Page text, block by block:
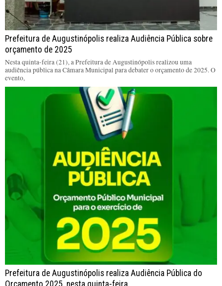
Prefeitura de Augustinópolis realiza Audiência Pública sobre
orçamento de 2025
Nesta quinta-feira (21), a Prefeitura de Augustinópolis realizou uma
audiência pública na Câmara Municipal para debater o orçamento de 2025. O
evento,
Prefeitura de Augustinópolis realiza Audiência Pública do
Orçamento 2025, nesta quinta-feira